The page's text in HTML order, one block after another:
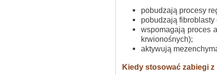
pobudzają procesy
pobudzają
wspomagają proces
krwionośnych);
aktywują
Kiedy stosować zabiegi